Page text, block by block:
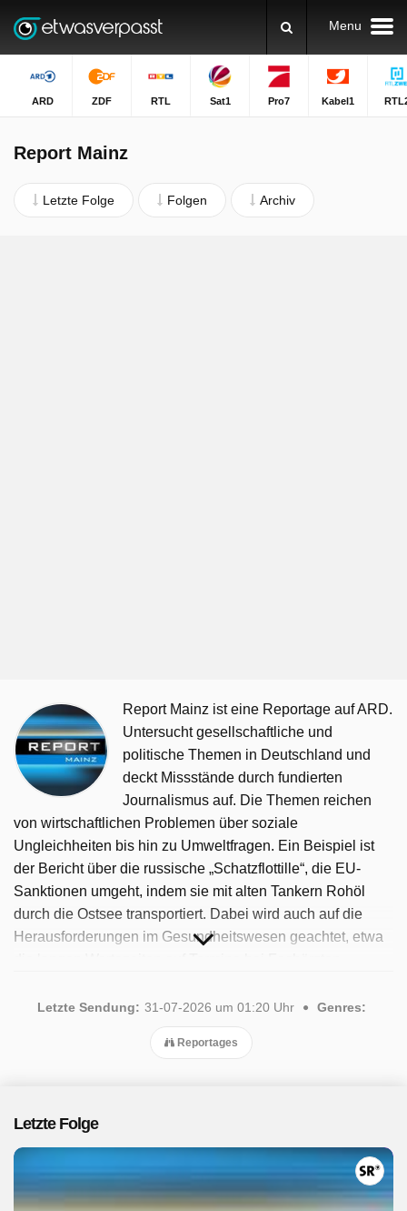
Menu
ARD ZDF RTL Sat1 Pro7 Kabel1
Report Mainz
Letzte Folge Folgen Archiv
Report Mainz ist eine Reportage auf ARD.
Untersucht gesellschaftliche und
politische Themen in Deutschland und
deckt Missstände durch fundierten
Journalismus auf. Die Themen reichen
von wirtschaftlichen Problemen über soziale
Ungleichheiten bis hin zu Umweltfragen. Ein Beispiel ist
der Bericht über die russische „Schatzflottille“, die EU-
Sanktionen umgeht, indem sie mit alten Tankern Rohöl
durch die Ostsee transportiert. Dabei wird auch auf die
Herausforderungen im Gesundheitswesen geachtet, etwa
um diese Themen aufzudecken. Seit 2025 ist die Sendung
verfügbar. Insgesamt wurden 36 Folgen ausgestrahlt, die
Letzte Sendung: 31-07-2026 um 01:20 Uhr Genres:
Reportages
Letzte Folge